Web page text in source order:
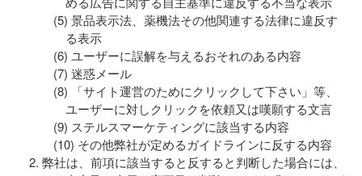
景品表示法、薬機法その他関連する法律に違反す
る表示
ユーザーに誤解を与えるおそれのある内容
迷惑メール
「サイト運営のためにクリックして下さい」等、
ユーザーに対しクリックを依頼又は嘆願する文言
ステルスマーケティングに該当する内容
その他弊社が定めるガイドラインに反する内容
弊社は、前項に該当すると反すると判断した場合には、